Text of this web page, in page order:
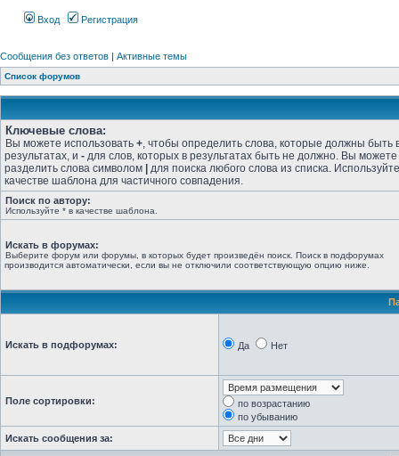
Вход Регистрация
Сообщения без ответов | Активные темы
Список форумов
Ключевые слова:
Вы можете использовать +, чтобы определить слова, которые должны быть
результатах, и - для слов, которых в результатах быть не должно. Вы можете
разделить слова символом
для поиска любого слова из списка.
качестве шаблона для частичного совпадения.
Поиск по автору:
Используйте * в качестве шаблона.
Искать в форумах:
Выберите форум или форумы, в которых будет произведён поиск. Поиск в подфорумах
производится автоматически, если вы не отключили соответствующую опцию ниже.
Искать в подфорумах: Да Нет
Поле сортировки:
по возрастанию
по убыванию
Искать сообщения за: